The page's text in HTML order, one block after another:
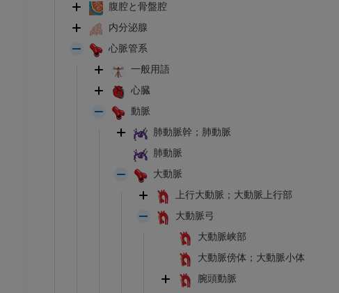
腹腔と骨盤腔
内分泌腺
心脈管系
一般用語
心臓
動脈
肺動脈幹；肺動脈
肺動脈
大動脈
上行大動脈；大動脈上行部
大動脈弓
大動脈峡部
大動脈傍体；大動脈小体
腕頭動脈